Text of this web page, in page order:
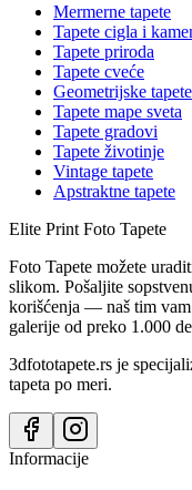
Mermerne tapete
Tapete cigla i
Tapete priroda
Tapete cveće
Geometrijske tapete
Tapete mape sveta
Tapete gradovi
Tapete životinje
Vintage tapete
Apstraktne tapete
Elite Print Foto Tapete
Foto Tapete možete
slikom. Pošaljite
korišćenja — naš tim
galerije od preko 1.000
3dfototapete.rs je
tapeta po meri.
Informacije